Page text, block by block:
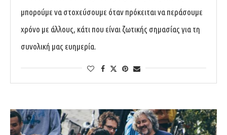
μπορούμε να στοχεύσουμε όταν πρόκειται να περάσουμε
χρόνο με άλλους, κάτι που είναι ζωτικής σημασίας για τη
συνολική μας ευημερία.